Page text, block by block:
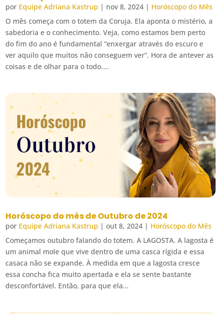
por Equipe Adriana Kastrup | nov 8, 2024 | Horóscopo do Mês
O mês começa com o totem da Coruja. Ela aponta o mistério, a
sabedoria e o conhecimento. Veja, como estamos bem perto
do fim do ano é fundamental “enxergar através do escuro e
ver aquilo que muitos não conseguem ver”. Hora de antever as
coisas e de olhar para o todo....
Horóscopo do mês de Outubro de 2024
por Equipe Adriana Kastrup |out 8, 2024 | Horóscopo do Mês
Começamos outubro falando do totem. A LAGOSTA. A lagosta é
um animal mole que vive dentro de uma casca rígida e essa
casaca não se expande. À medida em que a lagosta cresce
essa concha fica muito apertada e ela se sente bastante
desconfortável. Então, para que ela...